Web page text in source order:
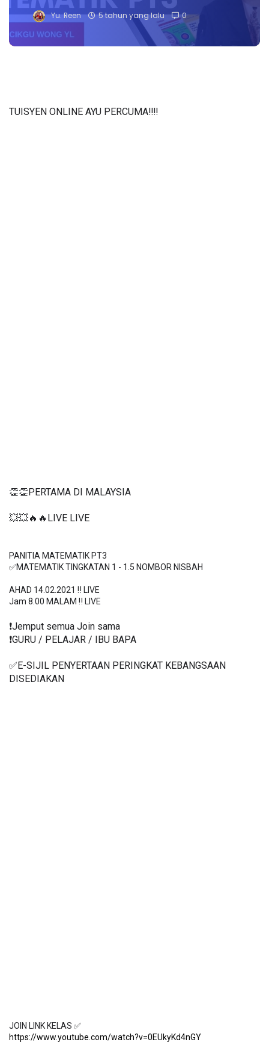
Yu. Reen 5 tahun yang lalu 0
TUISYEN ONLINE AYU PERCUMA‼️‼️
👏👏PERTAMA DI MALAYSIA
💥💥🔥🔥LIVE LIVE
PANITIA MATEMATIK PT3
✅MATEMATIK TINGKATAN 1 - 1.5 NOMBOR NISBAH
AHAD 14.02.2021 ‼️ LIVE
Jam 8.00 MALAM ‼️ LIVE
❗️Jemput semua Join sama
❗️GURU / PELAJAR / IBU BAPA
✅E-SIJIL PENYERTAAN PERINGKAT KEBANGSAAN
DISEDIAKAN
https://www.youtube.com/watch?v=0EUkyKd4nGY